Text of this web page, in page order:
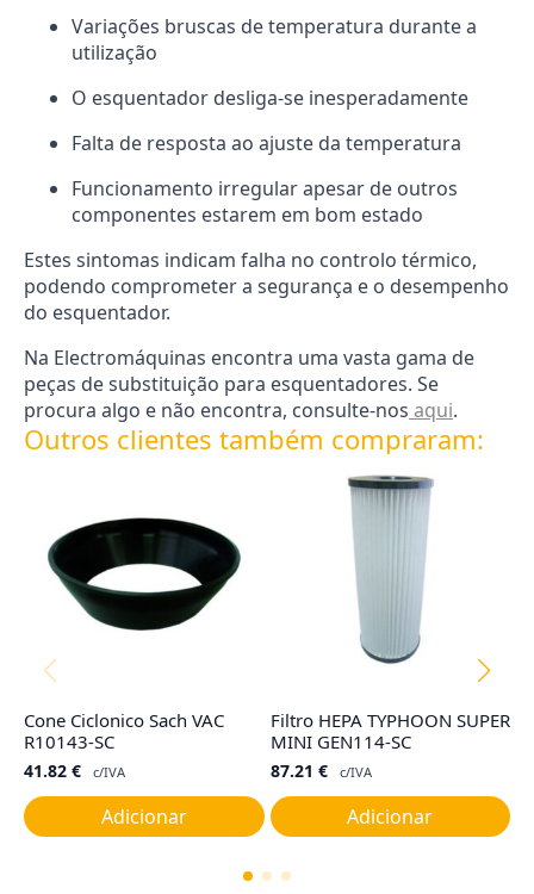
Variações bruscas de temperatura durante a
utilização
O esquentador desliga-se inesperadamente
Falta de resposta ao ajuste da temperatura
Funcionamento irregular apesar de outros
componentes estarem em bom estado
Estes sintomas indicam falha no controlo térmico,
podendo comprometer a segurança e o desempenho
do esquentador.
Na Electromáquinas encontra uma vasta gama de
peças de substituição para esquentadores. Se
procura algo e não encontra, consulte-nos aqui.
Outros clientes também compraram:
Cone Ciclonico Sach VAC
R10143-SC
41.82 € c/IVA
Adicionar
Filtro HEPA TYPHOON SUPER
MINI GEN114-SC
87.21 € c/IVA
Adicionar